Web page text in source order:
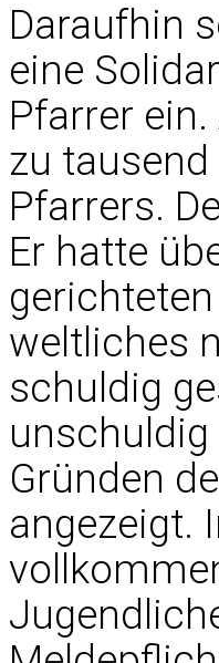
Daraufhin
eine
Pfarrer
zu
Pfarrers.
Er hatte
weltliches
schuldig
unschuldig
Gründen
angezeigt.